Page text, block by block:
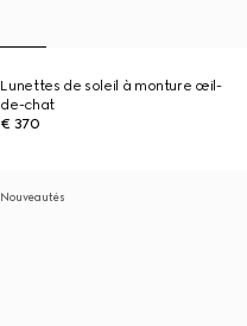
Lunettes de soleil à monture œil-
de-chat
€ 370
Nouveautés